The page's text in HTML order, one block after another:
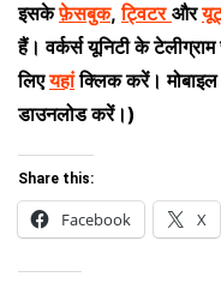
इसकेफ़ेसबुक,ट्विटर और
हैं। वर्कर्स यूनिटी के
लिएयहां क्लिक करें।
डाउनलोड करें।)
Share this:
Facebook X